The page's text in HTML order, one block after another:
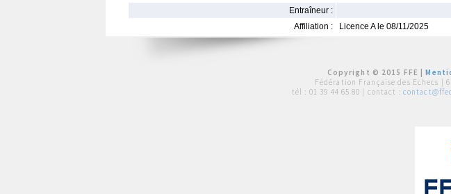
Entraîneur :
Affiliation :
Licence A le 08/11/2025
Copyright © 2015 FFE |
Fédération Française des Echecs |
tél : 01 39 44 65 80 | contact :